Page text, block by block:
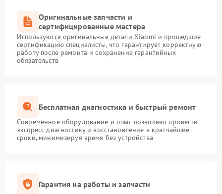
Оригинальные запчасти и
сертифицированные мастера
Используются оригинальные детали Xiaomi и прошедшие
сертификацию специалисты, что гарантирует корректную
работу после ремонта и сохранение гарантийных
обязательств
Бесплатная диагностика и быстрый ремонт
Современное оборудование и опыт позволяют провести
экспресс-диагностику и восстановление в кратчайшие
сроки, минимизируя время без устройства
Гарантия на работы и запчасти